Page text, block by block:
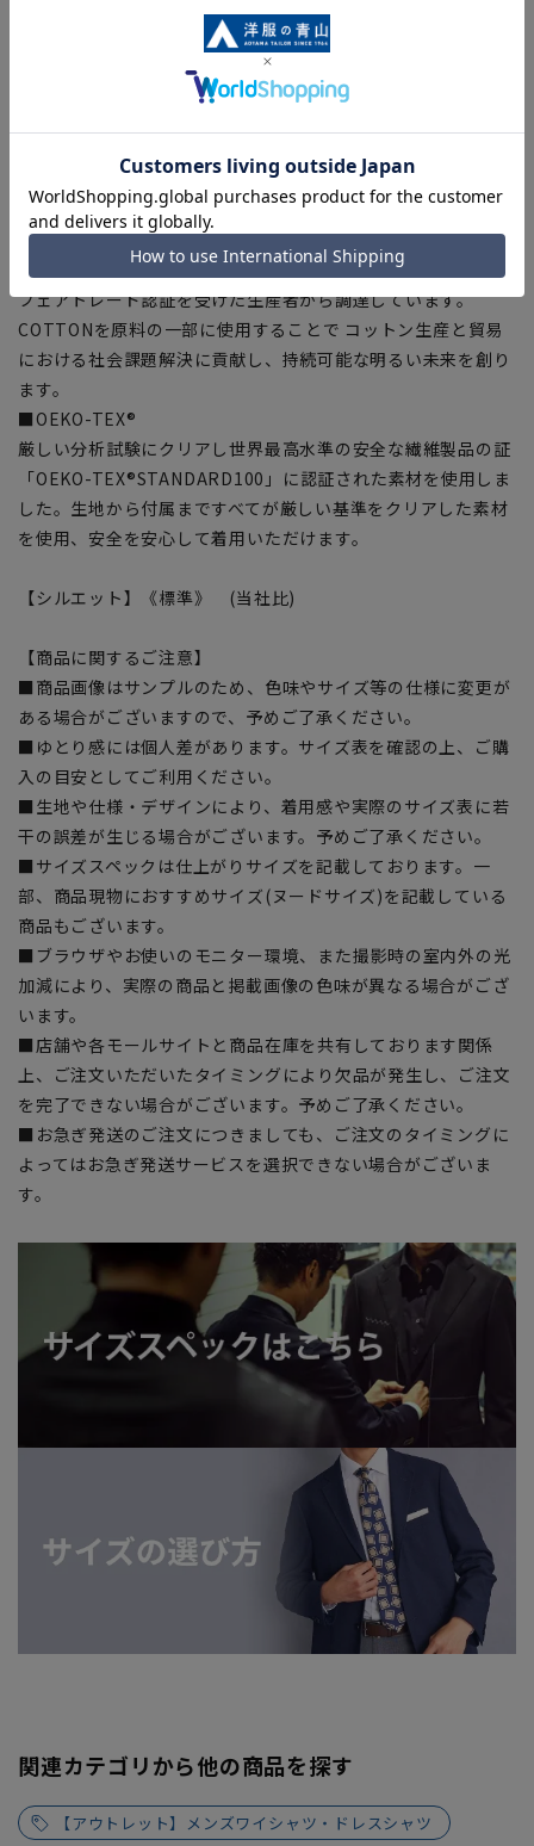
形態安定性に優れ洗濯後のアイロン掛けも簡単です。
部屋干しでのイヤな臭いを防ぐ
UVカット機能で肌を保護
■COTTON∞®
COTTON∞(コットンエイト)は8%以上に相当するコットンを
フェアトレード認証を受けた生産者から調達しています。
COTTONを原料の一部に使用することで コットン生産と貿易
における社会課題解決に貢献し、持続可能な明るい未来を創り
ます。
■OEKO-TEX®
厳しい分析試験にクリアし世界最高水準の安全な繊維製品の証
「OEKO-TEX®STANDARD100」に認証された素材を使用しま
した。生地から付属まですべてが厳しい基準をクリアした素材
を使用、安全を安心して着用いただけます。
【シルエット】《標準》 (当社比)
【商品に関するご注意】
■商品画像はサンプルのため、色味やサイズ等の仕様に変更が
ある場合がございますので、予めご了承ください。
■ゆとり感には個人差があります。サイズ表を確認の上、ご購
入の目安としてご利用ください。
■生地や仕様・デザインにより、着用感や実際のサイズ表に若
干の誤差が生じる場合がございます。予めご了承ください。
■サイズスペックは仕上がりサイズを記載しております。一
部、商品現物におすすめサイズ(ヌードサイズ)を記載している
商品もございます。
■ブラウザやお使いのモニター環境、また撮影時の室内外の光
加減により、実際の商品と掲載画像の色味が異なる場合がござ
います。
■店舗や各モールサイトと商品在庫を共有しております関係
上、ご注文いただいたタイミングにより欠品が発生し、ご注文
を完了できない場合がございます。予めご了承ください。
■お急ぎ発送のご注文につきましても、ご注文のタイミングに
よってはお急ぎ発送サービスを選択できない場合がございま
す。
関連カテゴリから他の商品を探す
【アウトレット】メンズワイシャツ・ドレスシャツ